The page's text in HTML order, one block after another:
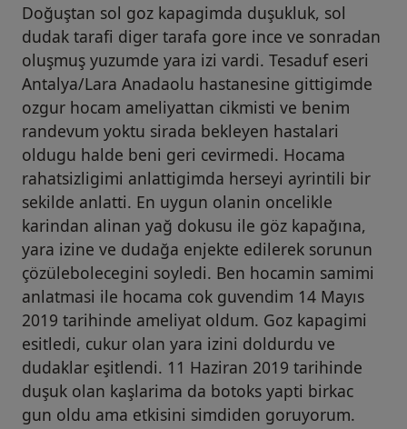
Doğuştan sol goz kapagimda duşukluk, sol
dudak tarafi diger tarafa gore ince ve sonradan
oluşmuş yuzumde yara izi vardi. Tesaduf eseri
Antalya/Lara Anadaolu hastanesine gittigimde
ozgur hocam ameliyattan cikmisti ve benim
randevum yoktu sirada bekleyen hastalari
oldugu halde beni geri cevirmedi. Hocama
rahatsizligimi anlattigimda herseyi ayrintili bir
sekilde anlatti. En uygun olanin oncelikle
karindan alinan yağ dokusu ile göz kapağına,
yara izine ve dudağa enjekte edilerek sorunun
çözülebolecegini soyledi. Ben hocamin samimi
anlatmasi ile hocama cok guvendim 14 Mayıs
2019 tarihinde ameliyat oldum. Goz kapagimi
esitledi, cukur olan yara izini doldurdu ve
dudaklar eşitlendi. 11 Haziran 2019 tarihinde
duşuk olan kaşlarima da botoks yapti birkac
gun oldu ama etkisini simdiden goruyorum.